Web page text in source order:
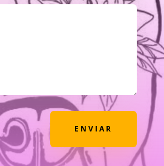
ENVIAR